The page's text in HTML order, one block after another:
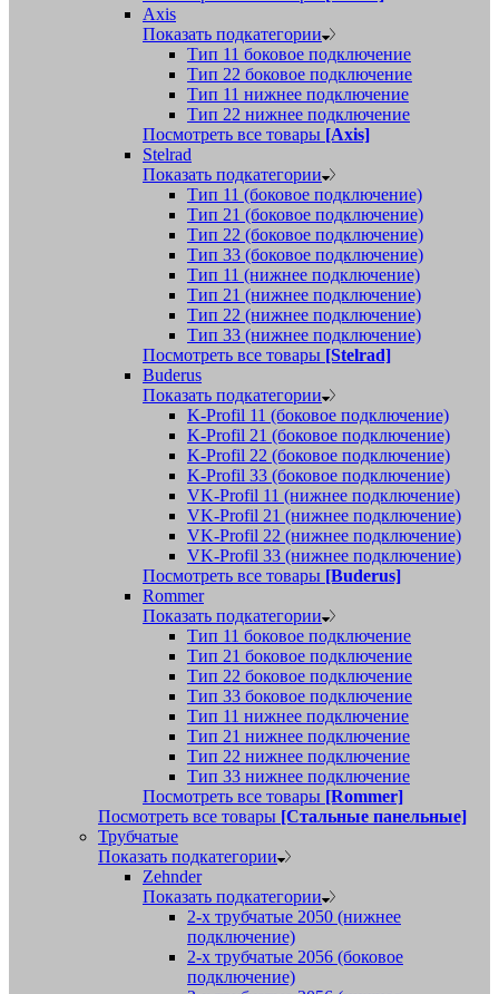
Axis
Показать подкатегории
Тип 11 боковое подключение
Тип 22 боковое подключение
Тип 11 нижнее подключение
Тип 22 нижнее подключение
Посмотреть все товары [Axis]
Stelrad
Показать подкатегории
Tип 11 (боковое подключение)
Тип 21 (боковое подключение)
Тип 22 (боковое подключение)
Тип 33 (боковое подключение)
Тип 11 (нижнее подключение)
Тип 21 (нижнее подключение)
Тип 22 (нижнее подключение)
Тип 33 (нижнее подключение)
Посмотреть все товары [Stelrad]
Buderus
Показать подкатегории
K-Profil 11 (боковое подключение)
K-Profil 21 (боковое подключение)
K-Profil 22 (боковое подключение)
K-Profil 33 (боковое подключение)
VK-Profil 11 (нижнее подключение)
VK-Profil 21 (нижнее подключение)
VK-Profil 22 (нижнее подключение)
VK-Profil 33 (нижнее подключение)
Посмотреть все товары [Buderus]
Rommer
Показать подкатегории
Тип 11 боковое подключение
Тип 21 боковое подключение
Тип 22 боковое подключение
Тип 33 боковое подключение
Тип 11 нижнее подключение
Тип 21 нижнее подключение
Тип 22 нижнее подключение
Тип 33 нижнее подключение
Посмотреть все товары [Rommer]
Посмотреть все товары [Стальные панельные]
Трубчатые
Показать подкатегории
Zehnder
Показать подкатегории
2-х трубчатые 2050 (нижнее
подключение)
2-х трубчатые 2056 (боковое
подключение)